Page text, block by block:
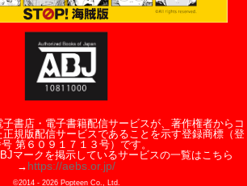
書店・電子書籍配信サービスが、著作権者からコ
規版配信サービスであることを示す登録商標（登
第６０９１７１３号）です。
マークを掲示しているサービスの一覧はこちら
→ https://aebs.or.jp/
©2014 - 2026Popteen Co., Ltd.